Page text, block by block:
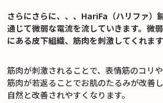
さらにさらに、、、HariFa（ハリファ）
通じて微弱な電流を流していきます。微
にある皮下組織、筋肉を刺激してくれます
筋肉が刺激されることで、表情筋のコリ
筋肉が若返ることでお肌のたるみが改善
自然と改善されやすくなります。